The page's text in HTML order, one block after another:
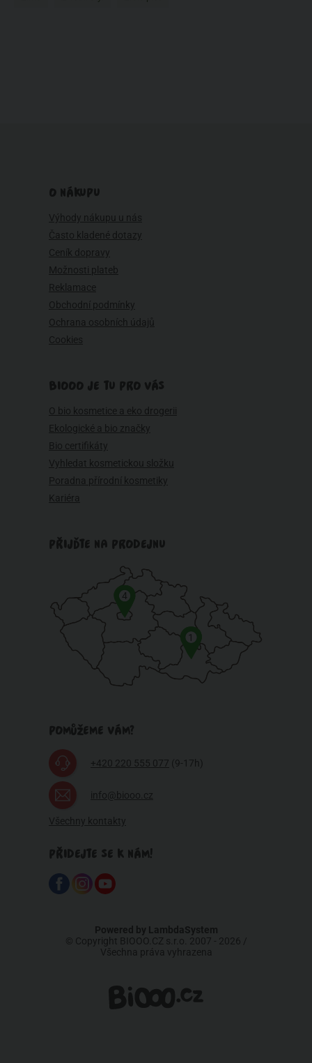
O NÁKUPU
Výhody nákupu u nás
Často kladené dotazy
Ceník dopravy
Možnosti plateb
Reklamace
Obchodní podmínky
Ochrana osobních údajů
Cookies
BIOOO JE TU PRO VÁS
O bio kosmetice a eko drogerii
Ekologické a bio značky
Bio certifikáty
Vyhledat kosmetickou složku
Poradna přírodní kosmetiky
Kariéra
PŘIJĎTE NA PRODEJNU
1
4
POMŮŽEME VÁM?
+420 220 555 077 (9-17h)
info@biooo.cz
Všechny kontakty
PŘIDEJTE SE K NÁM!
Powered by LambdaSystem
© Copyright BIOOO.CZ s.r.o. 2007 - 2026 /
Všechna práva vyhrazena